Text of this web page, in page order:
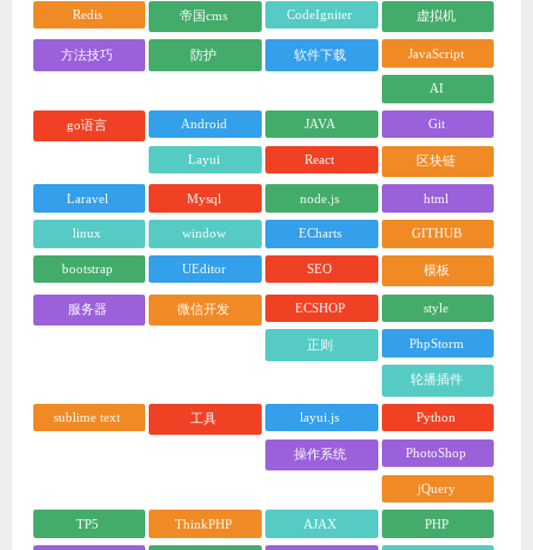
Redis 帝国cms CodeIgniter 虚拟机
方法技巧 防护 软件下载 JavaScript
AI
go语言 Android JAVA Git
Layui React 区块链
Laravel Mysql node.js html
linux window ECharts GITHUB
bootstrap UEditor SEO 模板
服务器 微信开发 ECSHOP style
正则 PhpStorm
轮播插件
sublime text 工具 layui.js Python
操作系统 PhotoShop
jQuery
TP5 ThinkPHP AJAX PHP